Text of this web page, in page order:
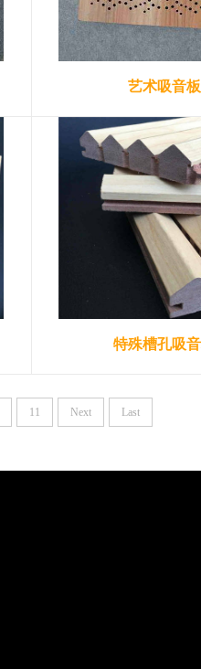
艺术吸音板
特殊槽孔吸
11 Next Last